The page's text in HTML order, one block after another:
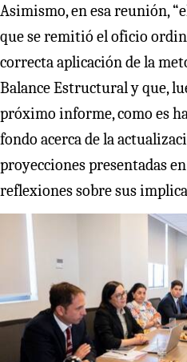
Asimismo, en esa reunión,
que se remitió el oficio
correcta aplicación de la
Balance Estructural y que,
próximo informe, como es
fondo acerca de la
proyecciones presentadas
reflexiones sobre sus